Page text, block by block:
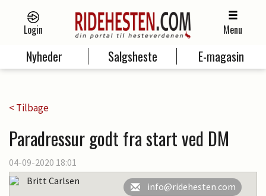
Login Menu
Nyheder Salgsheste E-magasin
< Tilbage
Paradressur godt fra start ved DM
04-09-2020 18:01
Britt Carlsen
info@ridehesten.com